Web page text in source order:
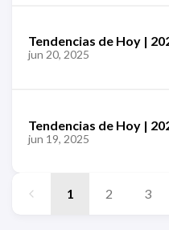
Tendencias de Hoy |
jun 20, 2025
Tendencias de Hoy |
jun 19, 2025
1 2 3